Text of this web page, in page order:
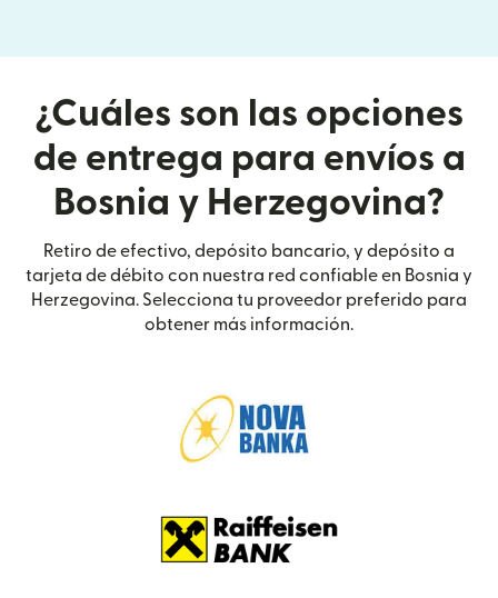
¿Cuáles son las opciones
de entrega para envíos a
Bosnia y Herzegovina?
Retiro de efectivo, depósito bancario, y depósito a
tarjeta de débito con nuestra red confiable en Bosnia y
Herzegovina. Selecciona tu proveedor preferido para
obtener más información.